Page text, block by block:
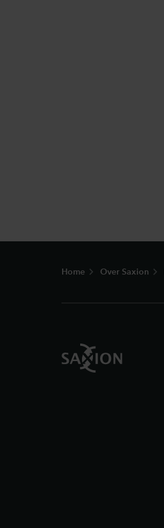
Home Over Saxion